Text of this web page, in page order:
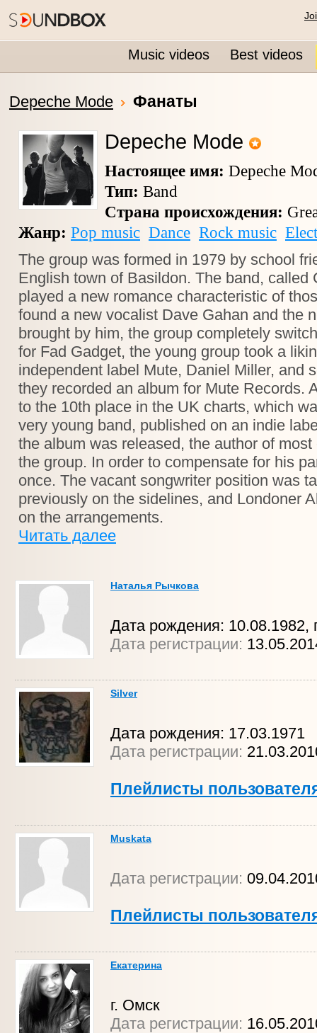
Music videos Best videos
Depeche Mode Фанаты
Depeche Mode
Настоящее имя: Depeche
Тип: Band
Страна происхождения:
Жанр: Pop music Dance Rock music
The group was formed in 1979 by school
English town of Basildon. The band, called
played a new romance characteristic of
found a new vocalist Dave Gahan and the
brought by him, the group completely
for Fad Gadget, the young group took a
independent label Mute, Daniel Miller, and
they recorded an album for Mute Records.
to the 10th place in the UK charts, which
very young band, published on an indie
the album was released, the author of
the group. In order to compensate for his
once. The vacant songwriter position was
previously on the sidelines, and Londoner
on the arrangements.
Читать далее
Наталья Рычкова
Дата рождения: 10.08.1982,
Дата регистрации:
Silver
Дата рождения: 17.03.1971
Дата регистрации:
Плейлисты
Muskata
Дата регистрации:
Плейлисты
Екатерина
г. Омск
Дата регистрации: